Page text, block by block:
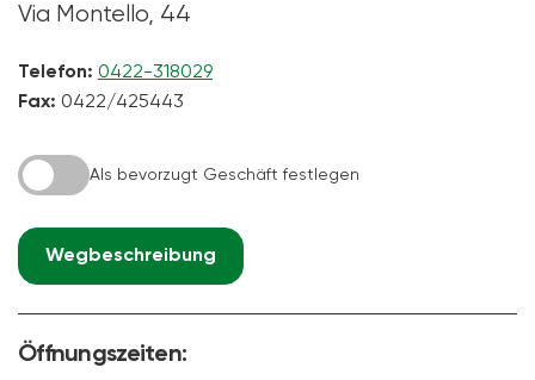
Via Montello, 44
Telefon: 0422-318029
Fax: 0422/425443
Als bevorzugt Geschäft festlegen
Wegbeschreibung
Öffnungszeiten: